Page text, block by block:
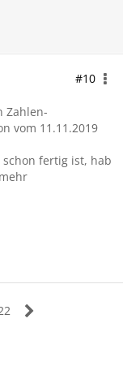
#10
Zahlen-
vom 11.11.2019
schon fertig ist, hab